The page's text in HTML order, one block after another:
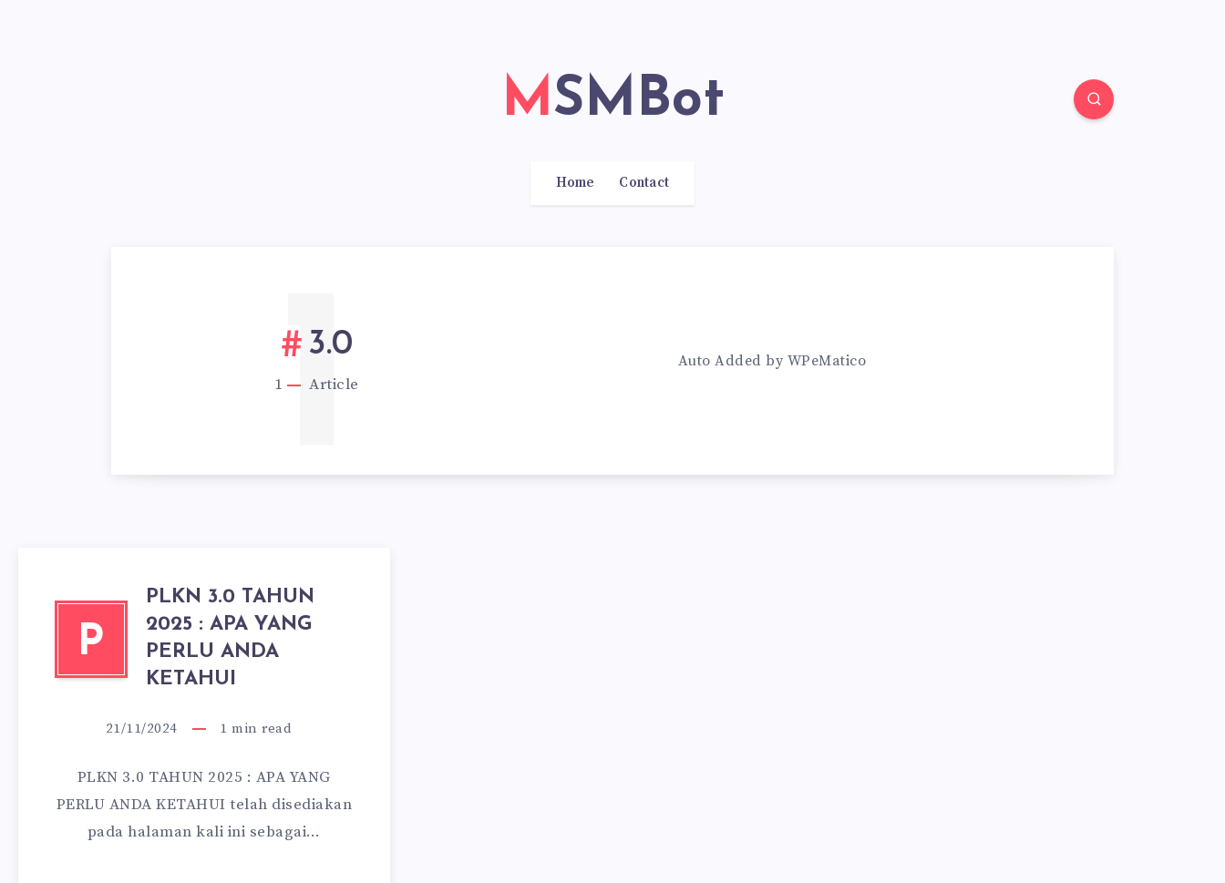
MSMBot
Home Contact
3.0
1 Article
1 Auto Added by WPeMatico
P
PLKN 3.0 TAHUN
2025 : APA YANG
PERLU ANDA
KETAHUI
21/11/2024 1 min read
PLKN 3.0 TAHUN 2025 : APA YANG
PERLU ANDA KETAHUI telah disediakan
pada halaman kali ini sebagai…